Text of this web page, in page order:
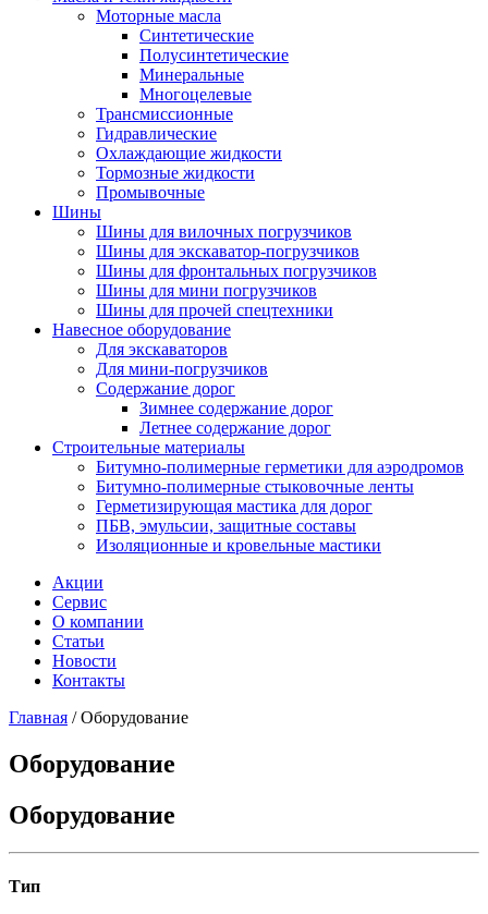
Моторные масла
Синтетические
Полусинтетические
Минеральные
Многоцелевые
Трансмиссионные
Гидравлические
Охлаждающие жидкости
Тормозные жидкости
Промывочные
Шины
Шины для вилочных погрузчиков
Шины для экскаватор-погрузчиков
Шины для фронтальных погрузчиков
Шины для мини погрузчиков
Шины для прочей спецтехники
Навесное оборудование
Для экскаваторов
Для мини-погрузчиков
Содержание дорог
Зимнее содержание дорог
Летнее содержание дорог
Строительные материалы
Битумно-полимерные герметики для аэродромов
Битумно-полимерные стыковочные ленты
Герметизирующая мастика для дорог
ПБВ, эмульсии, защитные составы
Изоляционные и кровельные мастики
Акции
Сервис
О компании
Статьи
Новости
Контакты
Главная /Оборудование
Оборудование
Оборудование
Тип